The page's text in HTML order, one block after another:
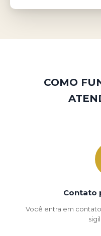
COMO
Contato
Você entra em